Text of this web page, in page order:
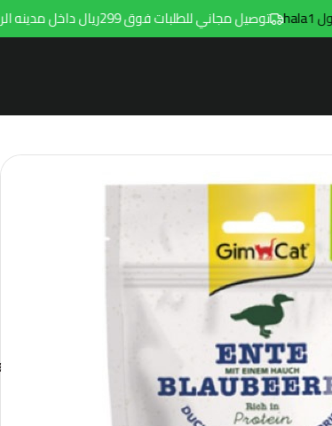
توصيل مجاني للطلبات فوق 299ريال داخل مدينه الرياض مع توصيل هامتارو